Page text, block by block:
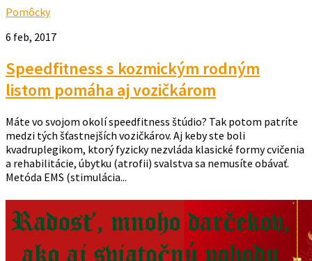
Pomôcky
6 feb, 2017
Speedfitness s kozmickým rodným
listom pomáha aj vozičkárom
Máte vo svojom okolí speedfitness štúdio? Tak potom patríte
medzi tých šťastnejších vozičkárov. Aj keby ste boli
kvadruplegikom, ktorý fyzicky nezvláda klasické formy cvičenia
a rehabilitácie, úbytku (atrofii) svalstva sa nemusíte obávať.
Metóda EMS (stimulácia...